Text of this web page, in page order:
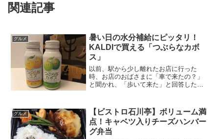
関連記事
グルメ
暑い日の水分補給にピッタリ！
KALDIで買える「つぶらなカボ
ス」
以前、駅から少し離れたお店に行った
時、お店のおばさまに「車で来たの？」
と聞かれ、「歩いて来た」と回答した
(adsbygoogle = window.adsbygoog...
グルメ
【ビストロ石川亭】ボリューム満
点！キャベツ入りチーズハンバー
グ弁当